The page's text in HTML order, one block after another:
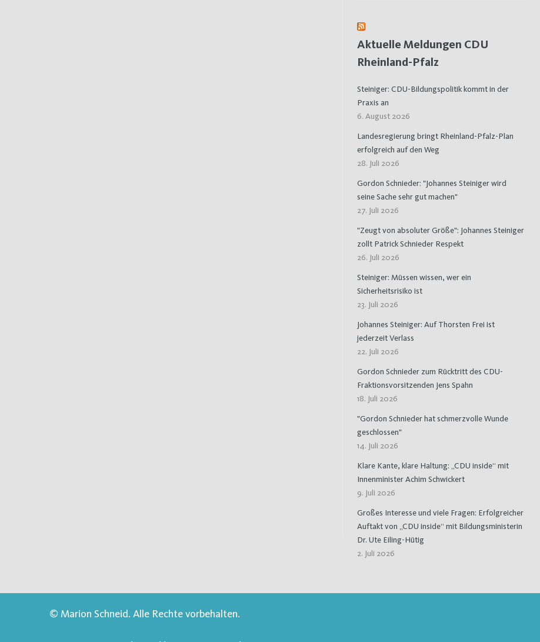
Aktuelle Meldungen CDU
Rheinland-Pfalz
Steiniger: CDU-Bildungspolitik kommt in der
Praxis an
6. August 2026
Landesregierung bringt Rheinland-Pfalz-Plan
erfolgreich auf den Weg
28. Juli 2026
Gordon Schnieder: "Johannes Steiniger wird
seine Sache sehr gut machen"
27. Juli 2026
"Zeugt von absoluter Größe": Johannes Steiniger
zollt Patrick Schnieder Respekt
26. Juli 2026
Steiniger: Müssen wissen, wer ein
Sicherheitsrisiko ist
23. Juli 2026
Johannes Steiniger: Auf Thorsten Frei ist
jederzeit Verlass
22. Juli 2026
Gordon Schnieder zum Rücktritt des CDU-
Fraktionsvorsitzenden Jens Spahn
18. Juli 2026
"Gordon Schnieder hat schmerzvolle Wunde
geschlossen"
14. Juli 2026
Klare Kante, klare Haltung: „CDU inside“ mit
Innenminister Achim Schwickert
9. Juli 2026
Großes Interesse und viele Fragen: Erfolgreicher
Auftakt von „CDU inside“ mit Bildungsministerin
Dr. Ute Eiling-Hütig
2. Juli 2026
© Marion Schneid. Alle Rechte vorbehalten.